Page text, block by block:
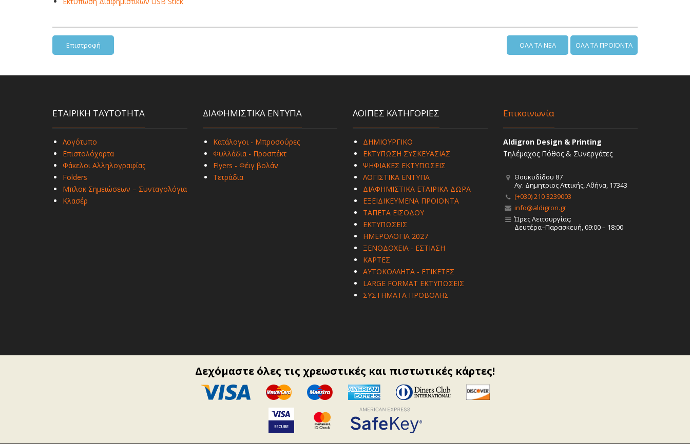
Επιστροφή ΟΛΑ ΤΑ ΝΕΑ ΟΛΑ ΤΑ ΠΡΟΪΟΝΤΑ
ΕΤΑΙΡΙΚΗ ΤΑΥΤΟΤΗΤΑ
Λογότυπο
Επιστολόχαρτα
Φάκελοι Αλληλογραφίας
Folders
Μπλοκ Σημειώσεων – Συνταγολόγια
Κλασέρ
ΔΙΑΦΗΜΙΣΤΙΚΑ ΕΝΤΥΠΑ
Κατάλογοι - Μπροσούρες
Φυλλάδια - Προσπέκτ
Flyers - Φέιγ βολάν
Τετράδια
ΛΟΙΠΕΣ ΚΑΤΗΓΟΡΙΕΣ
ΔΗΜΙΟΥΡΓΙΚΟ
ΕΚΤΥΠΩΣΗ ΣΥΣΚΕΥΑΣΙΑΣ
ΨΗΦΙΑΚΕΣ ΕΚΤΥΠΩΣΕΙΣ
ΛΟΓΙΣΤΙΚΑ ΕΝΤΥΠΑ
ΔΙΑΦΗΜΙΣΤΙΚΑ ΕΤΑΙΡΙΚΑ ΔΩΡΑ
ΕΞΕΙΔΙΚΕΥΜΕΝΑ ΠΡΟΪΟΝΤΑ
ΤΑΠΕΤΑ ΕΙΣΟΔΟΥ
ΕΚΤΥΠΩΣΕΙΣ
ΗΜΕΡΟΛΟΓΙΑ 2027
ΞΕΝΟΔΟΧΕΙΑ - ΕΣΤΙΑΣΗ
ΚΑΡΤΕΣ
ΑΥΤΟΚΟΛΛΗΤΑ - ΕΤΙΚΕΤΕΣ
LARGE FORMAT ΕΚΤΥΠΩΣΕΙΣ
ΣΥΣΤΗΜΑΤΑ ΠΡΟΒΟΛΗΣ
Επικοινωνία
Aldigron Design & Printing
Τηλέμαχος Πόθος & Συνεργάτες
Θουκυδίδου 87
Αγ. Δημητριος Αττικής, Αθήνα, 17343
(+030) 210 3239003
info@aldigron.gr
Ώρες Λειτουργίας:
Δευτέρα–Παρασκευή, 09:00 – 18:00
Δεχόμαστε όλες τις χρεωστικές και πιστωτικές κάρτες!